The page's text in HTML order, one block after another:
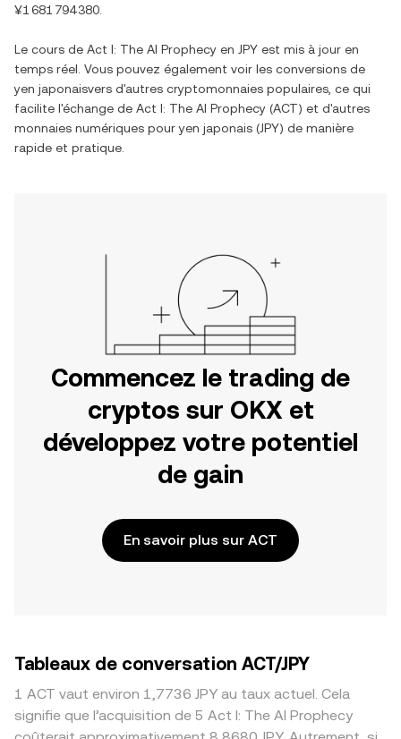
¥1 681 794 380
Le cours de Act I: The AI Prophecy en JPY est mis à jour en
temps réel. Vous pouvez également voir les conversions de
yen japonaisvers d'autres cryptomonnaies populaires, ce qui
facilite l'échange de Act I: The AI Prophecy (ACT) et d'autres
monnaies numériques pouryen japonais (JPY) de manière
rapide et pratique.
Commencez le trading de
cryptos sur OKX et
développez votre potentiel
de gain
En savoir plus sur ACT
Tableaux de conversation ACT/JPY
1 ACT vaut environ 1,7736 JPY au taux actuel. Cela
signifie que l’acquisition de 5 Act I: The AI Prophecy